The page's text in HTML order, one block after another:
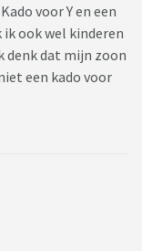
voor Y en een
ook wel kinderen
denk dat mijn zoon
een kado voor